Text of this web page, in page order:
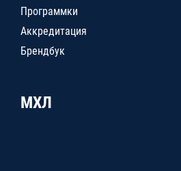
Программки
Аккредитация
Брендбук
МХЛ